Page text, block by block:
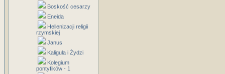
Boskość cesarzy
Eneida
Hellenizacji religii
rzymskiej
Janus
Kaligula i Żydzi
Kolegium
pontyfików - 1